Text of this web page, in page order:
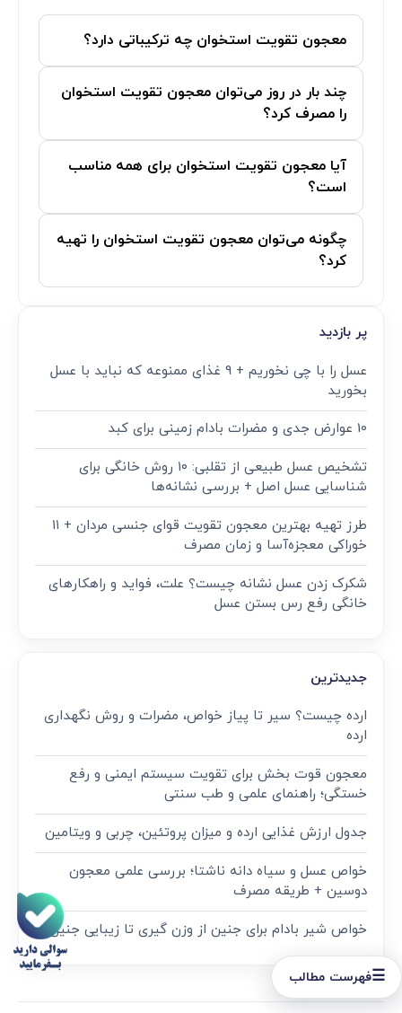
معجون تقویت استخوان چه ترکیباتی دارد؟
چند بار در روز می‌توان معجون تقویت استخوان
را مصرف کرد؟
آیا معجون تقویت استخوان برای همه مناسب
است؟
چگونه می‌توان معجون تقویت استخوان را تهیه
کرد؟
پر بازدید
عسل را با چی نخوریم + 9 غذای ممنوعه که نباید با عسل
بخورید
10 عوارض جدی و مضرات بادام زمینی برای کبد
تشخیص عسل طبیعی از تقلبی: ۱۰ روش خانگی برای
شناسایی عسل اصل + بررسی نشانه‌ها
طرز تهیه بهترین معجون تقویت قوای جنسی مردان + ۱۱
خوراکی معجزه‌آسا و زمان مصرف
شکرک زدن عسل نشانه چیست؟ علت، فواید و راهکارهای
خانگی رفع رس بستن عسل
جدیدترین
ارده چیست؟ سیر تا پیاز خواص، مضرات و روش نگهداری
ارده
معجون قوت‌ بخش برای تقویت سیستم ایمنی و رفع
خستگی؛ راهنمای علمی و طب سنتی
جدول ارزش غذایی ارده و میزان پروتئین، چربی و ویتامین
خواص عسل و سیاه دانه ناشتا؛ بررسی علمی معجون
دوسین + طریقه مصرف
خواص شیر بادام برای جنین از وزن گیری تا زیبایی جنین
☰فهرست مطالب